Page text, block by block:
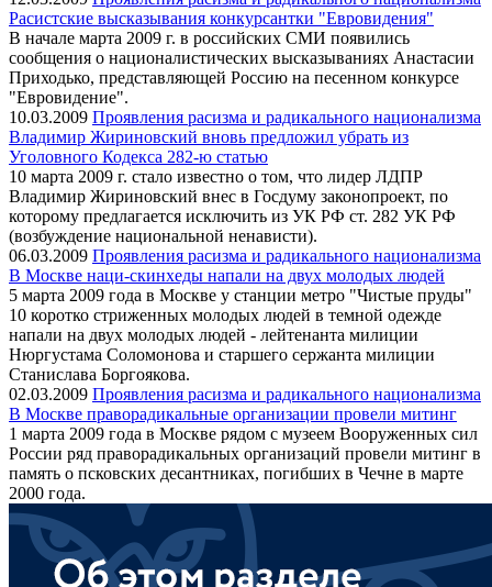
Расистские высказывания конкурсантки "Евровидения"
В начале марта 2009 г. в российских СМИ появились
сообщения о националистических высказываниях Анастасии
Приходько, представляющей Россию на песенном конкурсе
"Евровидение".
10.03.2009 Проявления расизма и радикального национализма
Владимир Жириновский вновь предложил убрать из
Уголовного Кодекса 282-ю статью
10 марта 2009 г. стало известно о том, что лидер ЛДПР
Владимир Жириновский внес в Госдуму законопроект, по
которому предлагается исключить из УК РФ ст. 282 УК РФ
(возбуждение национальной ненависти).
06.03.2009 Проявления расизма и радикального национализма
В Москве наци-скинхеды напали на двух молодых людей
5 марта 2009 года в Москве у станции метро "Чистые пруды"
10 коротко стриженных молодых людей в темной одежде
напали на двух молодых людей - лейтенанта милиции
Нюргустама Соломонова и старшего сержанта милиции
Станислава Боргоякова.
02.03.2009 Проявления расизма и радикального национализма
В Москве праворадикальные организации провели митинг
1 марта 2009 года в Москве рядом с музеем Вооруженных сил
России ряд праворадикальных организаций провели митинг в
память о псковских десантниках, погибших в Чечне в марте
2000 года.